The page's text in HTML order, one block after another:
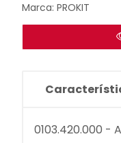
Marca: PROKIT
0103.420.000 -